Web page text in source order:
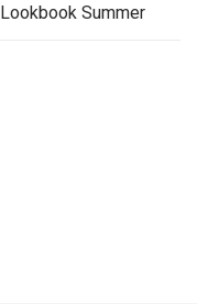
Lookbook Summer